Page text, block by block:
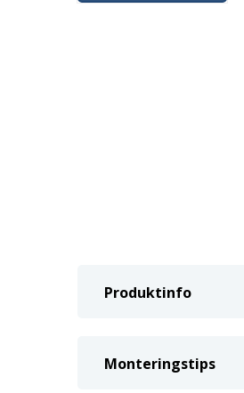
Produktinfo
Monteringstips